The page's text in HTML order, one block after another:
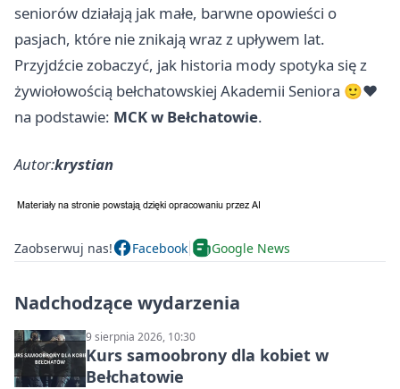
seniorów działają jak małe, barwne opowieści o
pasjach, które nie znikają wraz z upływem lat.
Przyjdźcie zobaczyć, jak historia mody spotyka się z
żywiołowością bełchatowskiej Akademii Seniora 🙂❤️
na podstawie: MCK w Bełchatowie.
Autor:krystian
Zaobserwuj nas! Facebook Google News
Nadchodzące wydarzenia
9 sierpnia 2026, 10:30
Kurs samoobrony dla kobiet w
Bełchatowie